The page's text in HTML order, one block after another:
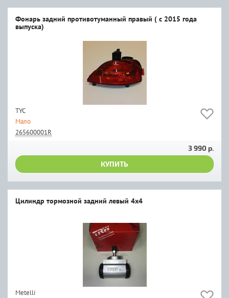
Фонарь задний противотуманный правый ( с 2015 года
выпуска)
TYC
Мало
265600001R
3 990 р.
КУПИТЬ
Цилиндр тормозной задний левый 4x4
Metelli